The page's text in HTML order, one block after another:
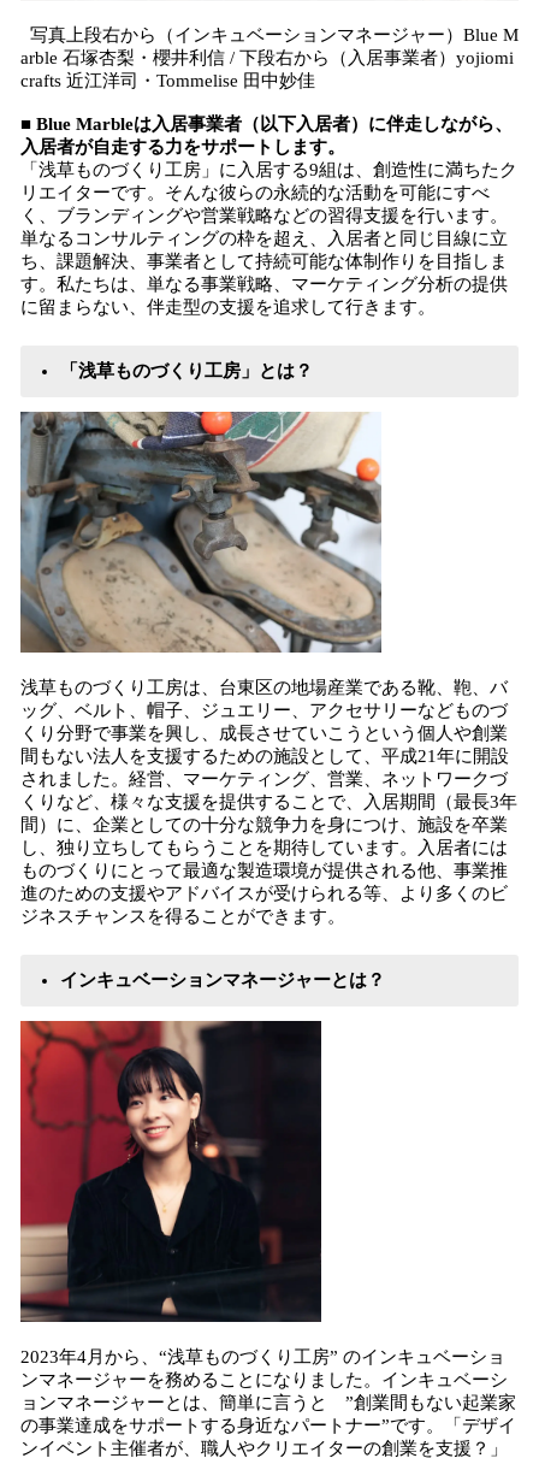
写真上段右から（インキュベーションマネージャー）Blue M
arble 石塚杏梨・櫻井利信 / 下段右から（入居事業者）yojiomi
crafts 近江洋司・Tommelise 田中妙佳
■ Blue Marbleは入居事業者（以下入居者）に伴走しながら、
入居者が自走する力をサポートします。
「浅草ものづくり工房」に入居する9組は、創造性に満ちたク
リエイターです。そんな彼らの永続的な活動を可能にすべ
く、ブランディングや営業戦略などの習得支援を行います。
単なるコンサルティングの枠を超え、入居者と同じ目線に立
ち、課題解決、事業者として持続可能な体制作りを目指しま
す。私たちは、単なる事業戦略、マーケティング分析の提供
に留まらない、伴走型の支援を追求して行きます。
「浅草ものづくり工房」とは？
浅草ものづくり工房は、台東区の地場産業である靴、鞄、バ
ッグ、ベルト、帽子、ジュエリー、アクセサリーなどものづ
くり分野で事業を興し、成長させていこうという個人や創業
間もない法人を支援するための施設として、平成21年に開設
されました。経営、マーケティング、営業、ネットワークづ
くりなど、様々な支援を提供することで、入居期間（最長3年
間）に、企業としての十分な競争力を身につけ、施設を卒業
し、独り立ちしてもらうことを期待しています。入居者には
ものづくりにとって最適な製造環境が提供される他、事業推
進のための支援やアドバイスが受けられる等、より多くのビ
ジネスチャンスを得ることができます。
インキュベーションマネージャーとは？
2023年4月から、“浅草ものづくり工房” のインキュベーショ
ンマネージャーを務めることになりました。インキュベーシ
ョンマネージャーとは、簡単に言うと ”創業間もない起業家
の事業達成をサポートする身近なパートナー”です。「デザイ
ンイベント主催者が、職人やクリエイターの創業を支援？」